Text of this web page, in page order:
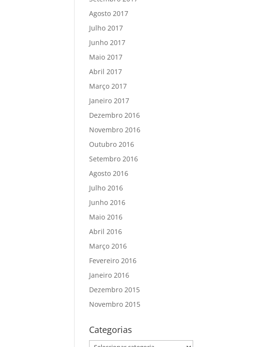
Agosto 2017
Julho 2017
Junho 2017
Maio 2017
Abril 2017
Março 2017
Janeiro 2017
Dezembro 2016
Novembro 2016
Outubro 2016
Setembro 2016
Agosto 2016
Julho 2016
Junho 2016
Maio 2016
Abril 2016
Março 2016
Fevereiro 2016
Janeiro 2016
Dezembro 2015
Novembro 2015
Categorias